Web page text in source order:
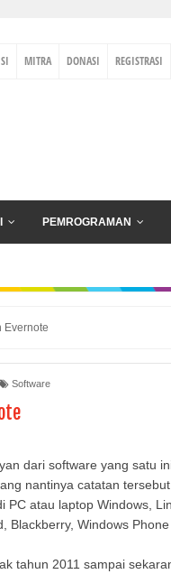
MITRA DONASI REGISTRASI
PEMROGRAMAN
Evernote
Software
dari software yang satu
nantinya catatan
PC atau laptop Windows,
Blackberry, Windows Phone
tahun 2011 sampai